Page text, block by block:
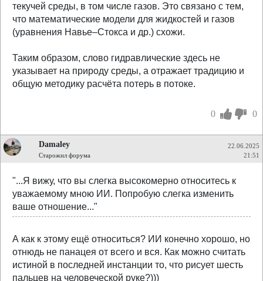
текучей среды, в том числе газов. Это связано с тем,
что математические модели для жидкостей и газов
(уравнения Навье–Стокса и др.) схожи.
Таким образом, слово гидравлические здесь не
указывает на природу среды, а отражает традицию и
общую методику расчёта потерь в потоке.
0 0
Damaley
Старожил форума
22.06.2025
21:51
"...Я вижу, что вы слегка высокомерно относитесь к
уважаемому мною ИИ. Попробую слегка изменить
ваше отношение..."
А как к этому ещё относиться? ИИ конечно хорошо, но
отнюдь не панацея от всего и вся. Как можно считать
истиной в последней инстанции то, что рисует шесть
пальцев на человеческой руке?)))